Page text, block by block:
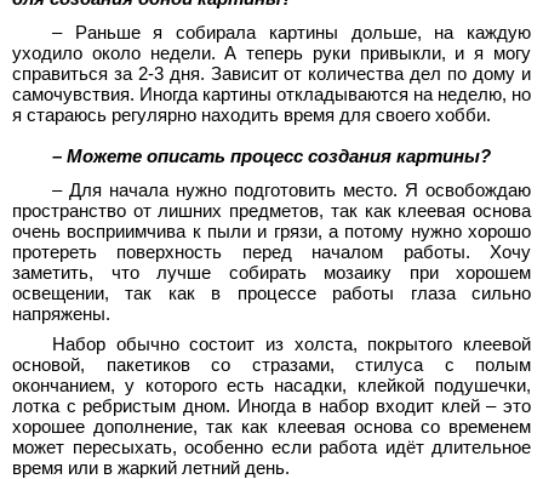
– Раньше я собирала картины дольше, на каждую
уходило около недели. А теперь руки привыкли, и я могу
справиться за 2-3 дня. Зависит от количества дел по дому и
самочувствия. Иногда картины откладываются на неделю, но
я стараюсь регулярно находить время для своего хобби.
– Можете описать процесс создания картины?
– Для начала нужно подготовить место. Я освобождаю
пространство от лишних предметов, так как клеевая основа
очень восприимчива к пыли и грязи, а потому нужно хорошо
протереть поверхность перед началом работы. Хочу
заметить, что лучше собирать мозаику при хорошем
освещении, так как в процессе работы глаза сильно
напряжены.
Набор обычно состоит из холста, покрытого клеевой
основой, пакетиков со стразами, стилуса с полым
окончанием, у которого есть насадки, клейкой подушечки,
лотка с ребристым дном. Иногда в набор входит клей – это
хорошее дополнение, так как клеевая основа со временем
может пересыхать, особенно если работа идёт длительное
время или в жаркий летний день.